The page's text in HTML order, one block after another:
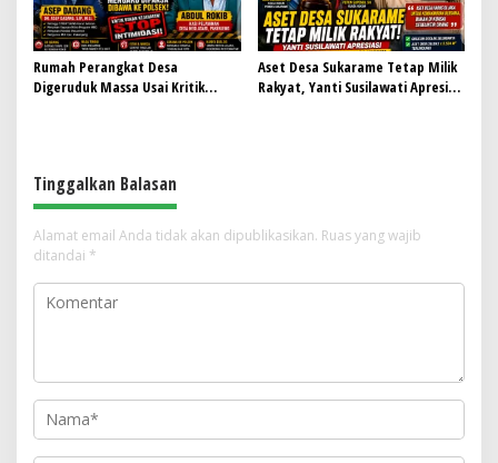
Rumah Perangkat Desa
Digeruduk Massa Usai Kritik
Aset Desa Sukarame Tetap Milik
Rakyat, Yanti Susilawati Apresiasi
Tinggalkan Balasan
Alamat email Anda tidak akan dipublikasikan. Ruas yang wajib
ditandai *